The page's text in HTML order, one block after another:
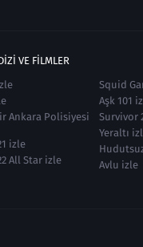
VE FILMLER
Ankara Polisiyesi
izle
All Star izle
Squid
Aşk 101
Survivor
Yeraltı
Avlu izle